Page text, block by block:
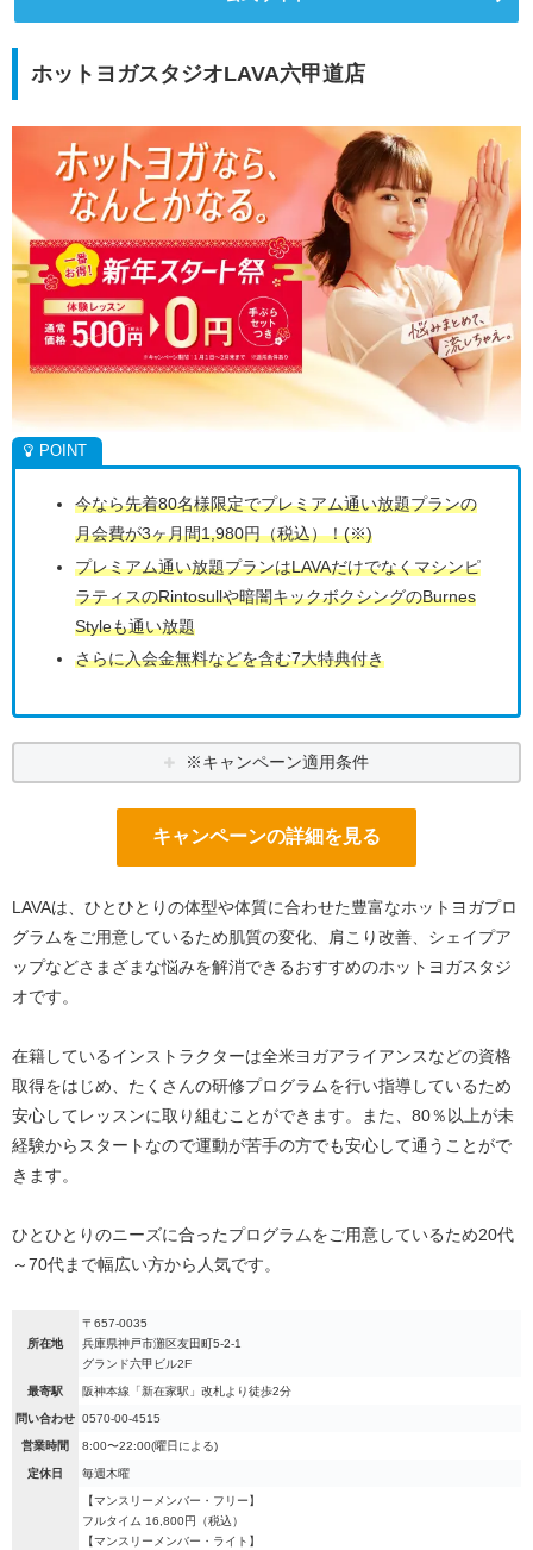
ホットヨガスタジオLAVA六甲道店
今なら先着80名様限定でプレミアム通い放題プランの
月会費が3ヶ月間1,980円（税込）！(※)
プレミアム通い放題プランはLAVAだけでなくマシンピ
ラティスのRintosullや暗闇キックボクシングのBurnes
Styleも通い放題
さらに入会金無料などを含む7大特典付き
※キャンペーン適用条件
キャンペーンの詳細を見る
LAVAは、ひとひとりの体型や体質に合わせた豊富なホットヨガプロ
グラムをご用意しているため肌質の変化、肩こり改善、シェイプア
ップなどさまざまな悩みを解消できるおすすめのホットヨガスタジ
オです。
在籍しているインストラクターは全米ヨガアライアンスなどの資格
取得をはじめ、たくさんの研修プログラムを行い指導しているため
安心してレッスンに取り組むことができます。また、80％以上が未
経験からスタートなので運動が苦手の方でも安心して通うことがで
きます。
ひとひとりのニーズに合ったプログラムをご用意しているため20代
～70代まで幅広い方から人気です。
所在地
〒657-0035
兵庫県神戸市灘区友田町5-2-1
グランド六甲ビル2F
最寄駅 阪神本線「新在家駅」改札より徒歩2分
問い合わせ 0570-00-4515
営業時間 8:00〜22:00(曜日による)
定休日 毎週木曜
【マンスリーメンバー・フリー】
フルタイム 16,800円（税込）
【マンスリーメンバー・ライト】